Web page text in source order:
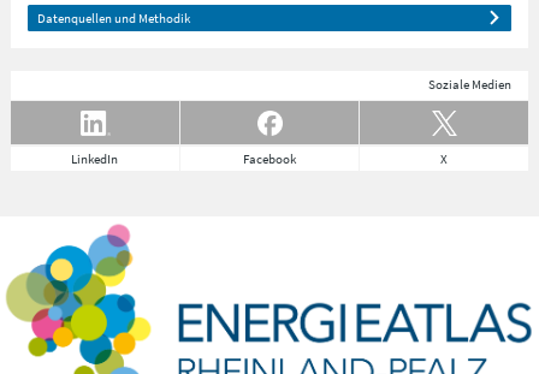
Datenquellen und Methodik
Soziale Medien
LinkedIn Facebook X